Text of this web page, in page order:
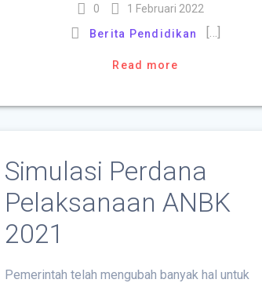
0
1 Februari 2022
Berita Pendidikan
[…]
Read more
Simulasi Perdana
Pelaksanaan ANBK
2021
Pemerintah telah mengubah banyak hal untuk